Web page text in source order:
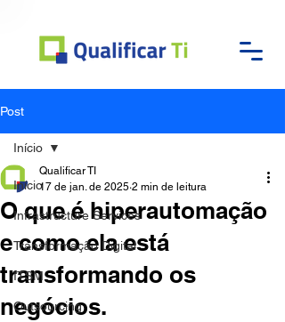
Post
Início
Infrastructure Services
Transformação Digital
ITSM
Outsourcing
Início
O que é hiperautomação
e como ela está
transformando os
negócios.
Qualificar TI
17 de jan. de 2025 2 min de leitura